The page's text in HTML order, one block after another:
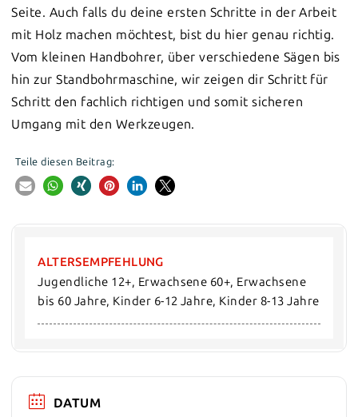
Seite. Auch falls du deine ersten Schritte in der Arbeit
mit Holz machen möchtest, bist du hier genau richtig.
Vom kleinen Handbohrer, über verschiedene Sägen bis
hin zur Standbohrmaschine, wir zeigen dir Schritt für
Schritt den fachlich richtigen und somit sicheren
Umgang mit den Werkzeugen.
Teile diesen Beitrag:
ALTERSEMPFEHLUNG
Jugendliche 12+, Erwachsene 60+, Erwachsene
bis 60 Jahre, Kinder 6-12 Jahre, Kinder 8-13 Jahre
DATUM